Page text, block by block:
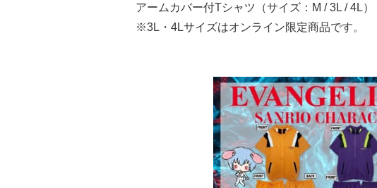
アームカバー付Tシャツ（サイズ：M / 3L / 4L）
※3L・4Lサイズはオンライン限定商品です。